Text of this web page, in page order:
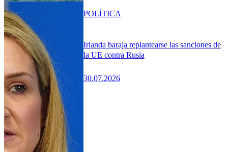
Irlanda baraja replantearse las sanciones de
la UE contra Rusia
30.07.2026
POLÍTICA